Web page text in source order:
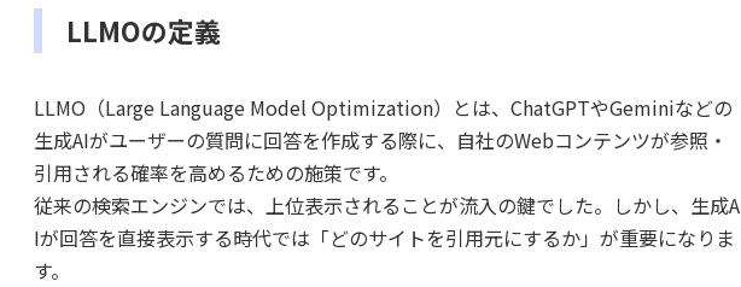
LLMOの定義
LLMO（Large Language Model Optimization）とは、ChatGPTやGeminiなどの
生成AIがユーザーの質問に回答を作成する際に、自社のWebコンテンツが参照・
引用される確率を高めるための施策です。
従来の検索エンジンでは、上位表示されることが流入の鍵でした。しかし、生成A
Iが回答を直接表示する時代では「どのサイトを引用元にするか」が重要になりま
す。